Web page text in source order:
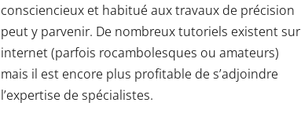
consciencieux et habitué aux travaux de précision
peut y parvenir. De nombreux tutoriels existent sur
internet (parfois rocambolesques ou amateurs)
mais il est encore plus profitable de s’adjoindre
l’expertise de spécialistes.